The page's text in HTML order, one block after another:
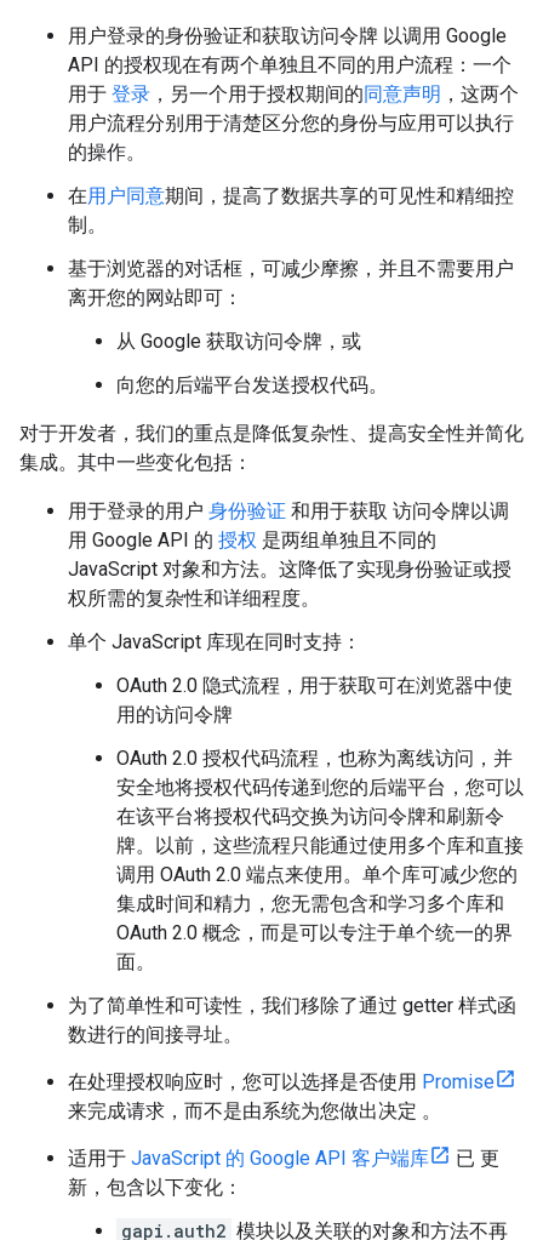
用户登录的身份验证和获取访问令牌 以调用 Google
API 的授权现在有两个单独且不同的用户流程：一个
用于 登录 ，另一个用于授权期间的同意声明 ，这两个
用户流程分别用于清楚区分您的身份与应用可以执行
的操作。
在用户同意期间，提高了数据共享的可见性和精细控
制。
基于浏览器的对话框，可减少摩擦，并且不需要用户
离开您的网站即可：
从 Google 获取访问令牌，或
向您的后端平台发送授权代码。
对于开发者，我们的重点是降低复杂性、提高安全性并简化
集成。其中一些变化包括：
用于登录的用户 身份验证 和用于获取 访问令牌以调
用 Google API 的 授权 是两组单独且不同的
JavaScript 对象和方法。这降低了实现身份验证或授
权所需的复杂性和详细程度。
单个 JavaScript 库现在同时支持：
OAuth 2.0 隐式流程，用于获取可在浏览器中使
用的访问令牌
OAuth 2.0 授权代码流程，也称为离线访问，并
安全地将授权代码传递到您的后端平台，您可以
在该平台将授权代码交换为访问令牌和刷新令
牌。以前，这些流程只能通过使用多个库和直接
调用 OAuth 2.0 端点来使用。单个库可减少您的
集成时间和精力，您无需包含和学习多个库和
OAuth 2.0 概念，而是可以专注于单个统一的界
面。
为了简单性和可读性，我们移除了通过 getter 样式函
数进行的间接寻址。
在处理授权响应时，您可以选择是否使用 Promise
来完成请求，而不是由系统为您做出决定 。
适用于 JavaScript 的 Google API 客户端库
已 更
新，包含以下变化：
gapi.auth2 模块以及关联的对象和方法不再